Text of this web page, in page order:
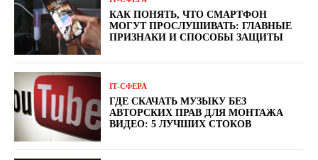
КАК ПОНЯТЬ, ЧТО СМАРТФОН
МОГУТ ПРОСЛУШИВАТЬ: ГЛАВНЫЕ
ПРИЗНАКИ И СПОСОБЫ ЗАЩИТЫ
ІТ-СФЕРА
ГДЕ СКАЧАТЬ МУЗЫКУ БЕЗ
АВТОРСКИХ ПРАВ ДЛЯ МОНТАЖА
ВИДЕО: 5 ЛУЧШИХ СТОКОВ